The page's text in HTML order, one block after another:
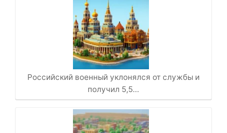
Российский военный уклонялся от службы и
получил 5,5…